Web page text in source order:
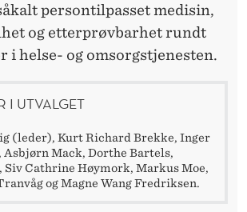
persontilpasset medisin,
og etterprøvbarhet rundt
helse- og omsorgstjenesten.
I UTVALGET
(leder), Kurt Richard Brekke, Inger
Mack, Dorthe Bartels,
Siv Cathrine Høymork, Markus Moe,
og Magne Wang Fredriksen.